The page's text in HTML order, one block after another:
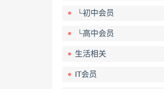
└初中会员
└高中会员
生活相关
IT会员